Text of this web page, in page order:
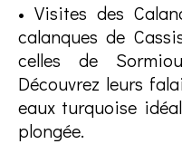
• Visites des
calanques de
celles de
Découvrez leurs
eaux turquoise
plongée.